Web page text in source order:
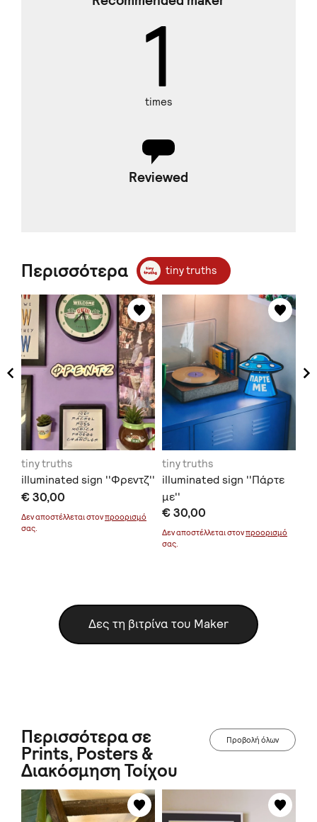
1
times
Reviewed
Περισσότερα tiny truths
tiny truths
illuminated sign ''Φρεντζ''
€ 30,00
Δεν αποστέλλεται στονπροορισμό
σας.
tiny truths
illuminated sign ''Πάρτε
με''
€ 30,00
Δεν αποστέλλεται στονπροορισμό
σας.
Δες τη βιτρίνα του Maker
Περισσότερα σε
Prints, Posters &
Διακόσμηση Τοίχου
Προβολή όλων